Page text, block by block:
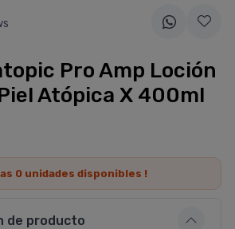
Pro Amp Loción
Atópica X 400ml
0unidades disponibles !
de producto